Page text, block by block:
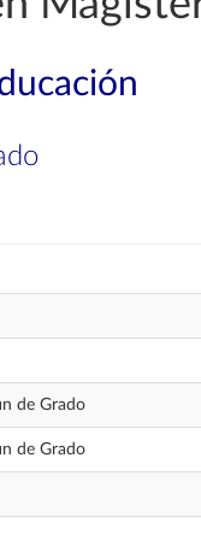
de Grado
de Grado